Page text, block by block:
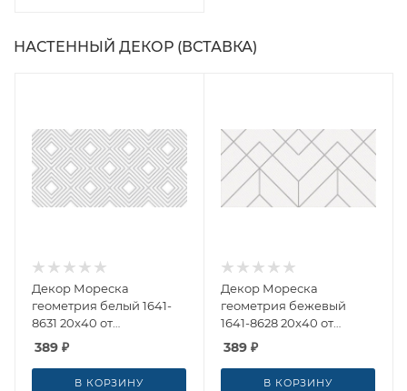
НАСТЕННЫЙ ДЕКОР (ВСТАВКА)
Декор Мореска
геометрия белый 1641-
8631 20x40 от
Lasselsberger Ceramics
389 ₽
В КОРЗИНУ
Декор Мореска
геометрия бежевый
1641-8628 20x40 от
Lasselsberger Ceramics
389 ₽
В КОРЗИНУ